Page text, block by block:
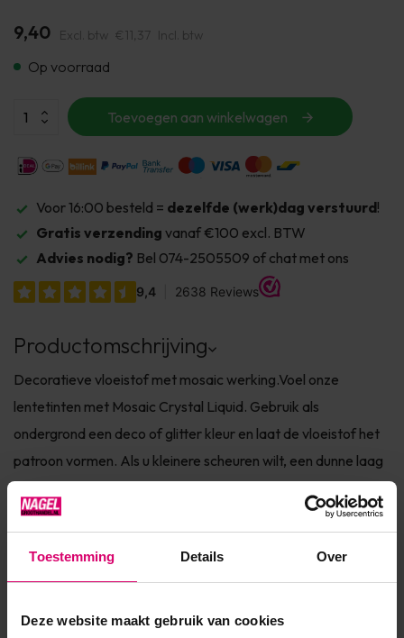
Toestemming Details Over
Deze website maakt gebruik van cookies
9,40 Excl. btw €11,37 Incl. btw
Op voorraad
Toevoegen aan winkelwagen
Voor 16:00 besteld = dezelfde (werk)dag verstuurd!
Gratis verzending vanaf €100 excl. BTW
Advies nodig? Bel 074-2505509 of chat met ons
Productomschrijving
Decoratieve vloeistof met mosaic werking.Voel onze
lentetinten met Mosaic Crystal Liquid. Gebruik als
ondergrond een deco of glitter kleur en laat de vloeistof het
patroon vormen. Als u kleinere scheuren wilt, een dunne laag
wilt, wordt een iets dikkere laag aanbevolen. Mosaic Crystal
Toon meer